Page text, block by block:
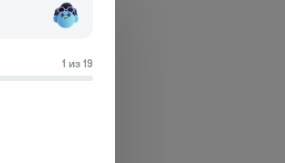
1 из 19